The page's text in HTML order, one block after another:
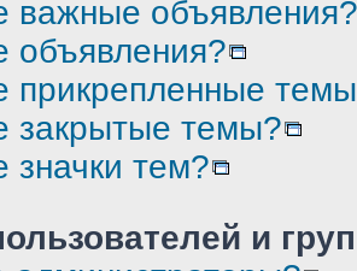
важные объявления?
объявления?
прикрепленные
закрытые темы?
значки тем?
и